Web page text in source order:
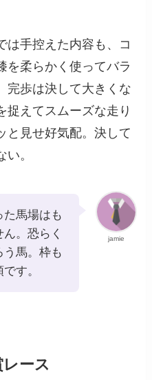
は手控えた内容も、コ
を柔らかく使ってバラ
完歩は決して大きくな
捉えてスムーズな走り
と見せ好気配。決して
。
jamie
た馬場はも
。恐らく
馬。枠も
す。
ース